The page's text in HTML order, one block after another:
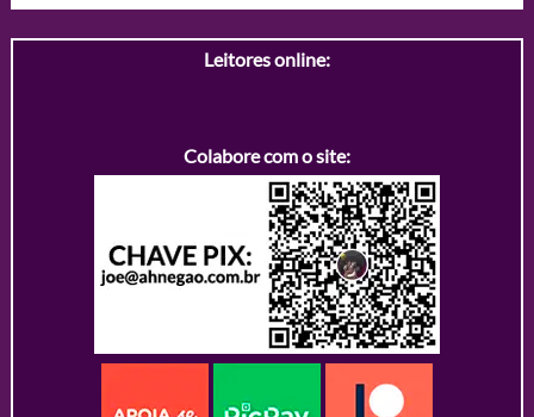
Leitores online:
Colabore com o site: